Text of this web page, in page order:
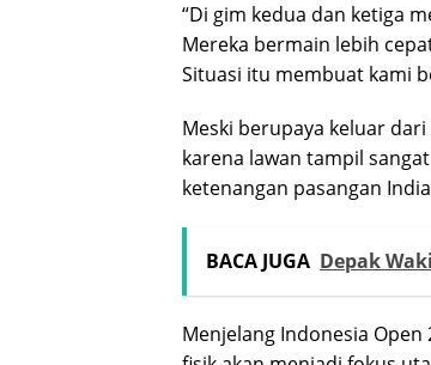
“Di gim kedua dan ketiga
Mereka bermain lebih
Situasi itu membuat kami
Meski berupaya keluar
karena lawan tampil
ketenangan pasangan
BACA JUGA Depak
Menjelang Indonesia